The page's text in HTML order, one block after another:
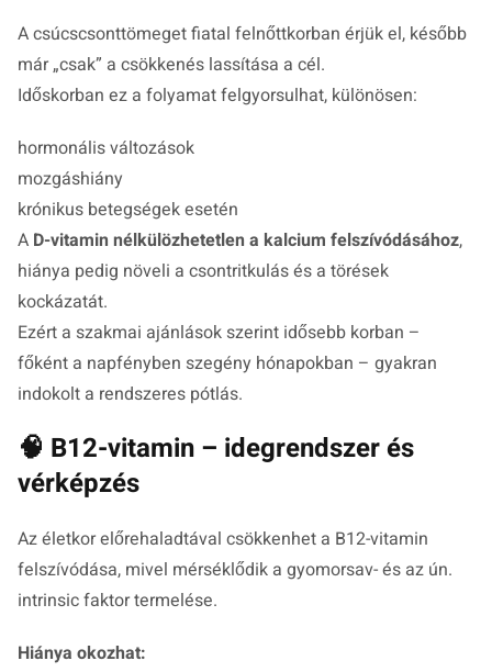
A csúcscsonttömeget fiatal felnőttkorban érjük el, később
már „csak” a csökkenés lassítása a cél.
Időskorban ez a folyamat felgyorsulhat, különösen:
hormonális változások
mozgáshiány
krónikus betegségek esetén
A D-vitamin nélkülözhetetlen a kalcium felszívódásához,
hiánya pedig növeli a csontritkulás és a törések
kockázatát.
Ezért a szakmai ajánlások szerint idősebb korban –
főként a napfényben szegény hónapokban – gyakran
indokolt a rendszeres pótlás.
🧠 B12-vitamin – idegrendszer és
vérképzés
Az életkor előrehaladtával csökkenhet a B12-vitamin
felszívódása, mivel mérséklődik a gyomorsav- és az ún.
intrinsic faktor termelése.
Hiánya okozhat: